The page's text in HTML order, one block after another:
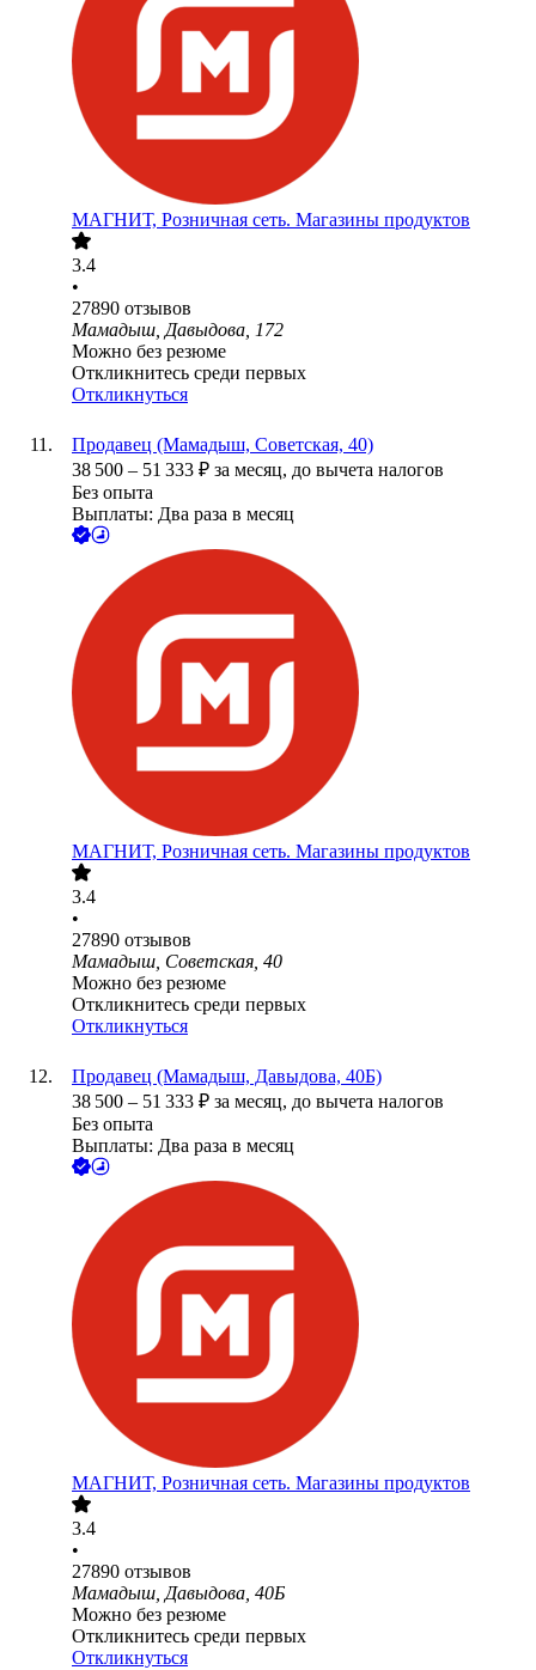
МАГНИТ, Розничная сеть. Магазины продуктов
3.4
•
27890 отзывов
Мамадыш, Давыдова, 172
Можно без резюме
Откликнитесь среди первых
Откликнуться
Продавец (Мамадыш, Советская, 40)
38 500 – 51 333 ₽ за месяц, до вычета налогов
Без опыта
Выплаты: Два раза в месяц
МАГНИТ, Розничная сеть. Магазины продуктов
3.4
•
27890 отзывов
Мамадыш, Советская, 40
Можно без резюме
Откликнитесь среди первых
Откликнуться
Продавец (Мамадыш, Давыдова, 40Б)
38 500 – 51 333 ₽ за месяц, до вычета налогов
Без опыта
Выплаты: Два раза в месяц
МАГНИТ, Розничная сеть. Магазины продуктов
3.4
•
27890 отзывов
Мамадыш, Давыдова, 40Б
Можно без резюме
Откликнитесь среди первых
Откликнуться